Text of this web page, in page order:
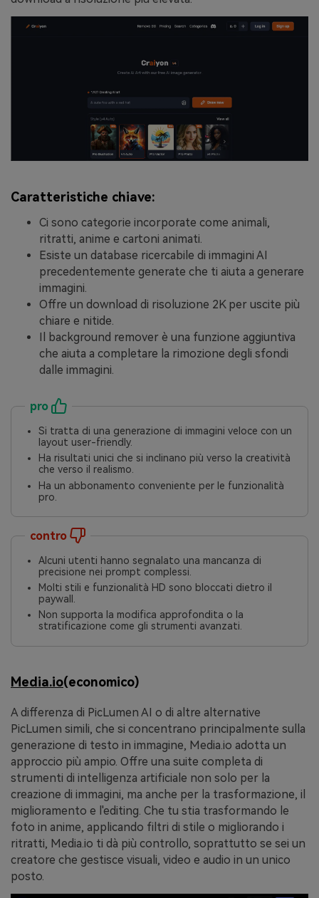
Caratteristiche chiave:
Ci sono categorie incorporate come animali,
ritratti, anime e cartoni animati.
Esiste un database ricercabile di immagini AI
precedentemente generate che ti aiuta a generare
immagini.
Offre un download di risoluzione 2K per uscite più
chiare e nitide.
Il background remover è una funzione aggiuntiva
che aiuta a completare la rimozione degli sfondi
dalle immagini.
pro
Si tratta di una generazione di immagini veloce con un
layout user-friendly.
Ha risultati unici che si inclinano più verso la creatività
che verso il realismo.
Ha un abbonamento conveniente per le funzionalità
pro.
contro
Alcuni utenti hanno segnalato una mancanza di
precisione nei prompt complessi.
Molti stili e funzionalità HD sono bloccati dietro il
paywall.
Non supporta la modifica approfondita o la
stratificazione come gli strumenti avanzati.
Media.io(economico)
A differenza di PicLumen AI o di altre alternative
PicLumen simili, che si concentrano principalmente sulla
generazione di testo in immagine, Media.io adotta un
approccio più ampio. Offre una suite completa di
strumenti di intelligenza artificiale non solo per la
creazione di immagini, ma anche per la trasformazione, il
miglioramento e l'editing. Che tu stia trasformando le
foto in anime, applicando filtri di stile o migliorando i
ritratti, Media.io ti dà più controllo, soprattutto se sei un
creatore che gestisce visuali, video e audio in un unico
posto.